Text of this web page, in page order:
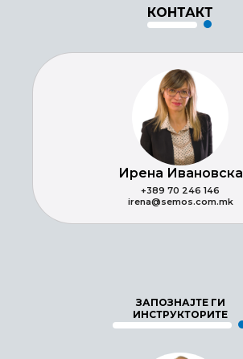
КОНТАКТ
Ирена Ивановска
+389 70 246 146
irena@semos.com.mk
ЗАПОЗНАЈТЕ ГИ
ИНСТРУКТОРИТЕ